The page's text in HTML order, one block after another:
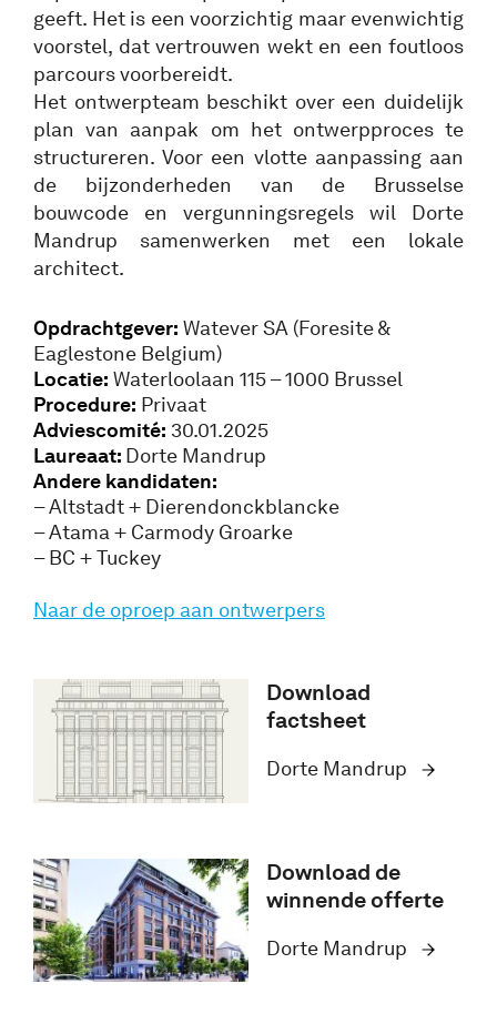
geeft. Het is een voorzichtig maar evenwichtig
voorstel, dat vertrouwen wekt en een foutloos
parcours voorbereidt.
Het ontwerpteam beschikt over een duidelijk
plan van aanpak om het ontwerpproces te
structureren. Voor een vlotte aanpassing aan
de bijzonderheden van de Brusselse
bouwcode en vergunningsregels wil Dorte
Mandrup samenwerken met een lokale
architect.
Opdrachtgever: Watever SA (Foresite &
Eaglestone Belgium)
Locatie: Waterloolaan 115 – 1000 Brussel
Procedure: Privaat
Adviescomité: 30.01.2025
Laureaat: Dorte Mandrup
Andere kandidaten:
– Altstadt + Dierendonckblancke
– Atama + Carmody Groarke
– BC + Tuckey
Naar de oproep aan ontwerpers
Download
factsheet
Dorte Mandrup
Download de
winnende offerte
Dorte Mandrup